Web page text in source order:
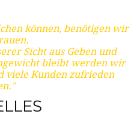
können, benötigen wir
Sicht aus Geben und
bleibt werden wir
viele Kunden zufrieden